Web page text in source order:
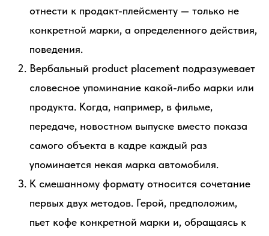
отнести к продакт-плейсменту — только не
конкретной марки, а определенного действия,
поведения.
Вербальный product placement подразумевает
словесное упоминание какой-либо марки или
продукта. Когда, например, в фильме,
передаче, новостном выпуске вместо показа
самого объекта в кадре каждый раз
упоминается некая марка автомобиля.
К смешанному формату относится сочетание
первых двух методов. Герой, предположим,
пьет кофе конкретной марки и, обращаясь к